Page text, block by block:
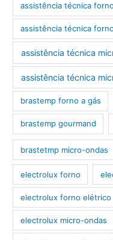
assistência técnica
assistência técnica
assistência técnica
assistência técnica
brastemp forno a gás
brastemp gourmand
brastetmp micro-ondas
electrolux forno
electrolux forno elétrico
electrolux micro-ondas